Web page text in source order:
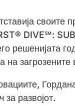
своите
DIVE℠:
решенијата
на загрозените
за развојот.